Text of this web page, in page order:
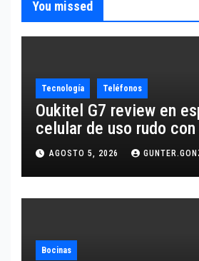
You missed
Tecnología Teléfonos
Oukitel G7 review en
celular de uso rudo
10,600 mAh
AGOSTO 5, 2026
Bocinas